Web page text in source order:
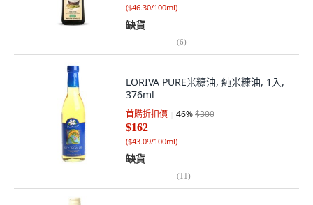
($46.30/100ml)
缺貨
(6)
LORIVA PURE米糠油, 純米糠油, 1入,
376ml
首購折扣價 46%$300
$162
($43.09/100ml)
缺貨
(11)